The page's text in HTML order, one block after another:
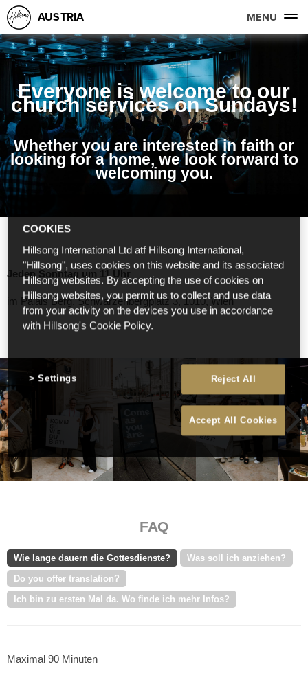
AUSTRIA MENU
Everyone is welcome to our
church services on Sundays!
Whether you are interested in faith or
looking for a home, we look forward to
welcoming you.
Jeden Sonntag um 11 Uhr
im Palais Berg, Schwarzenbergplatz 3, 1010, Wien
E G
FAQ
Wie lange dauern die Gottesdienste?
Was soll ich anziehen?
Do you offer translation?
Ich bin zu ersten Mal da. Wo finde ich mehr Infos?
Maximal 90 Minuten
COOKIES
Hillsong International Ltd atf Hillsong International,
"Hillsong", uses cookies on this website and its associated
Hillsong websites. By accepting the use of cookies on
Hillsong websites, you permit us to collect and use data
from your activity on the devices you use in accordance
with Hillsong's Cookie Policy.
Reject All
Accept All Cookies
Settings